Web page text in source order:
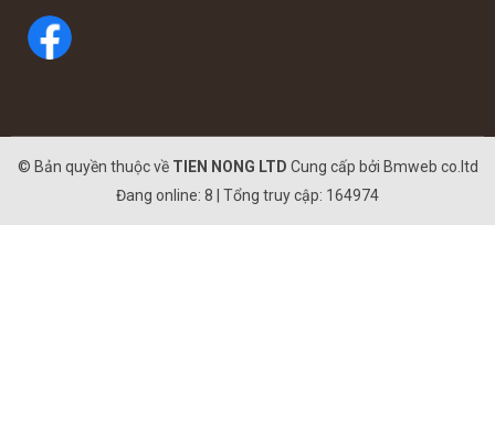
© Bản quyền thuộc về TIEN NONG LTD Cung cấp bởi Bmweb co.ltd
Đang online: 8 | Tổng truy cập: 164974